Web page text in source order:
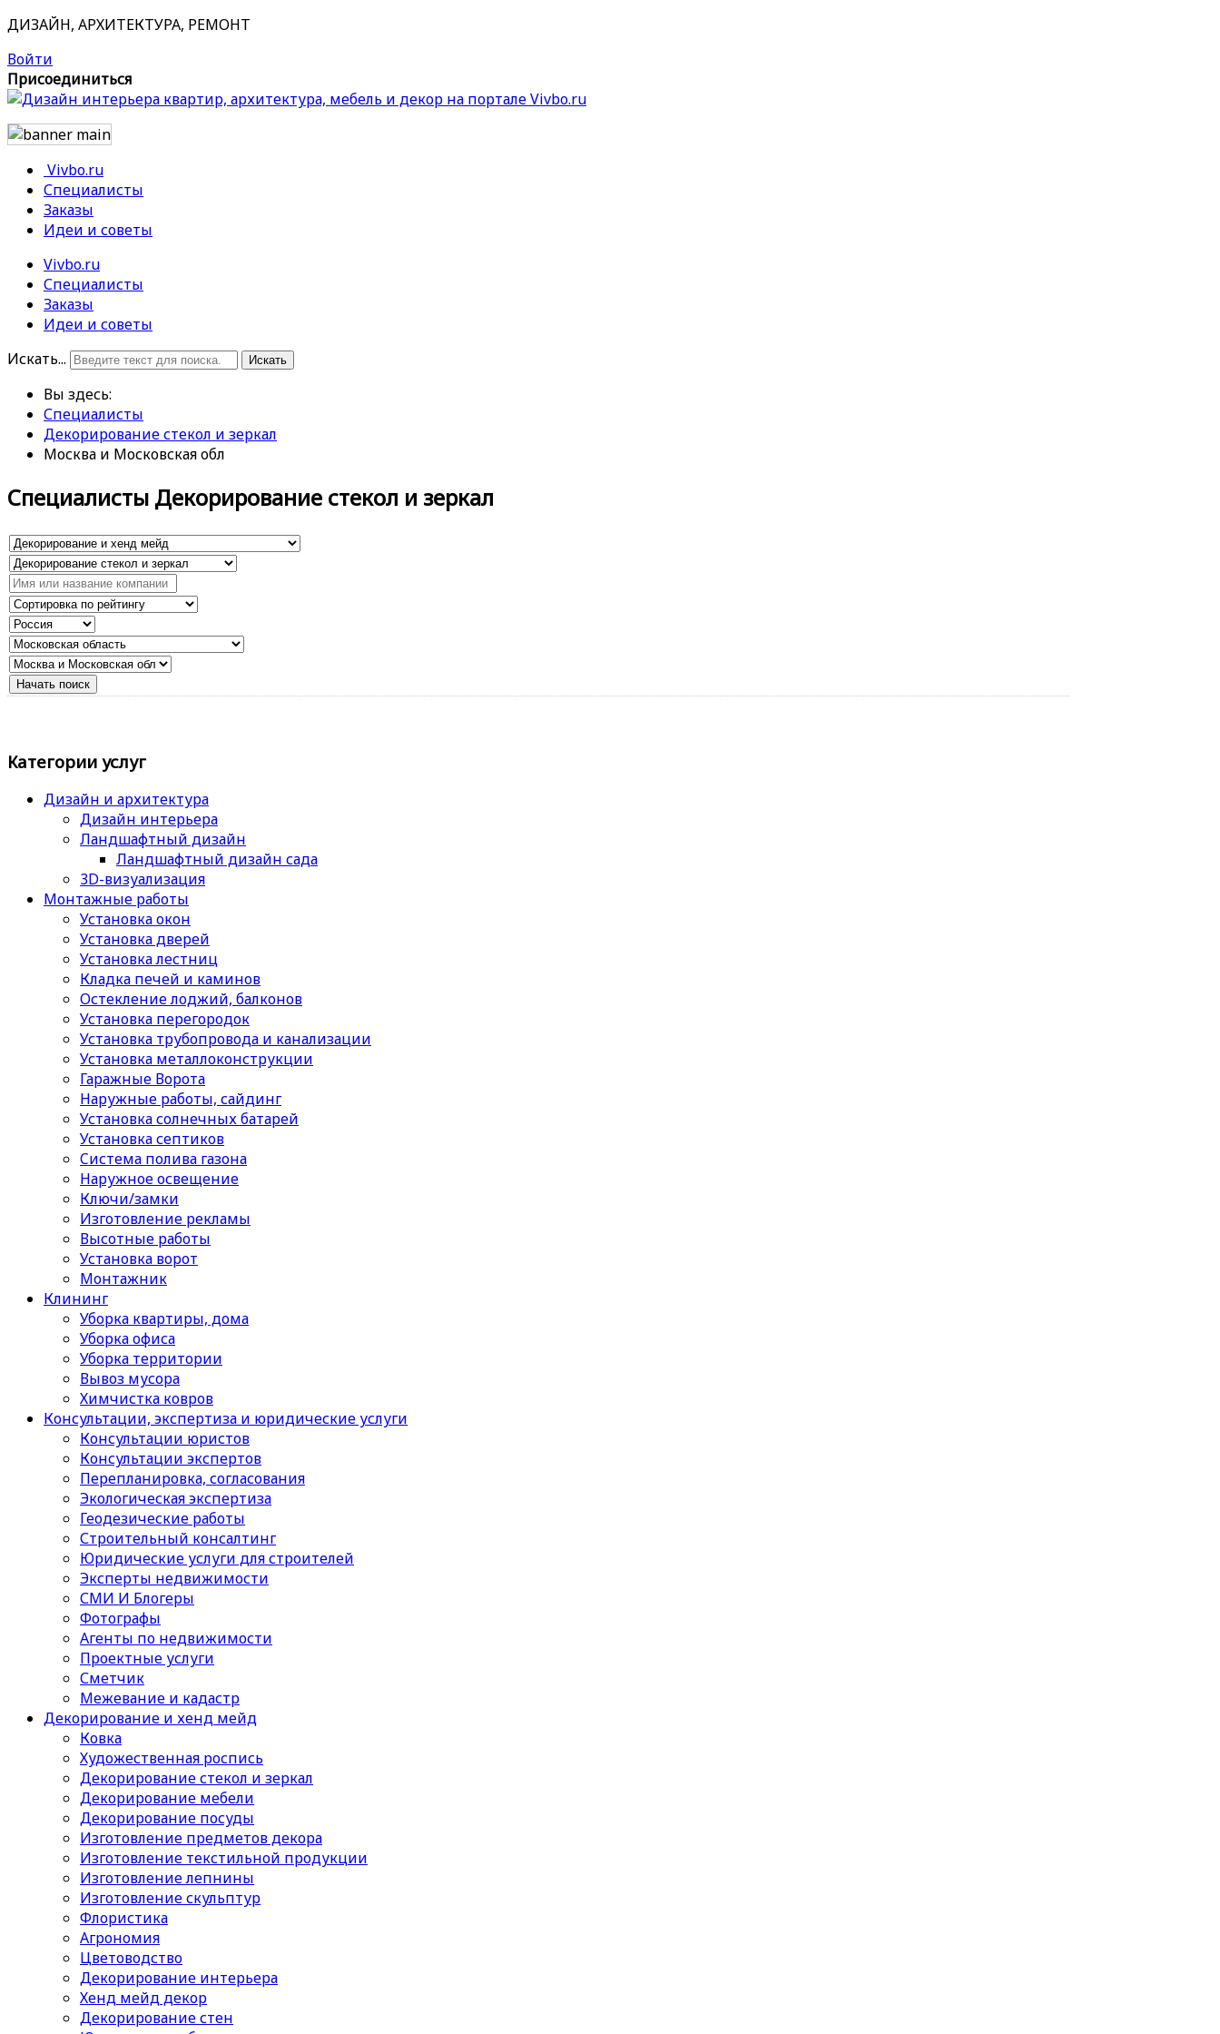
ДИЗАЙН, АРХИТЕКТУРА, РЕМОНТ
Войти
Присоединиться
Vivbo.ru
Специалисты
Заказы
Идеи и советы
Vivbo.ru
Специалисты
Заказы
Идеи и советы
Искать...
Искать
Вы здесь:
Специалисты
Декорирование стекол и зеркал
Москва и Московская обл
Специалисты Декорирование стекол и зеркал
Категории услуг
Дизайн и архитектура
Дизайн интерьера
Ландшафтный дизайн
Ландшафтный дизайн сада
3D-визуализация
Монтажные работы
Установка окон
Установка дверей
Установка лестниц
Кладка печей и каминов
Остекление лоджий, балконов
Установка перегородок
Установка трубопровода и канализации
Установка металлоконструкции
Гаражные Ворота
Наружные работы, сайдинг
Установка солнечных батарей
Установка септиков
Cистема полива газона
Наружное освещение
Ключи/замки
Изготовление рекламы
Высотные работы
Установка ворот
Монтажник
Клининг
Уборка квартиры, дома
Уборка офиса
Уборка территории
Вывоз мусора
Химчистка ковров
Консультации, экспертиза и юридические услуги
Консультации юристов
Консультации экспертов
Перепланировка, согласования
Экологическая экспертиза
Геодезические работы
Строительный консалтинг
Юридические услуги для строителей
Эксперты недвижимости
СМИ И Блогеры
Фотографы
Агенты по недвижимости
Проектные услуги
Сметчик
Межевание и кадастр
Декорирование и хенд мейд
Ковка
Художественная роспись
Декорирование стекол и зеркал
Декорирование мебели
Декорирование посуды
Изготовление предметов декора
Изготовление текстильной продукции
Изготовление лепнины
Изготовление скульптур
Флористика
Агрономия
Цветоводство
Декорирование интерьера
Хенд мейд декор
Декорирование стен